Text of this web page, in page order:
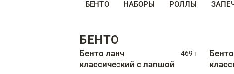
БЕНТО НАБОРЫ РОЛЛЫ
БЕНТО
Бенто ланч
классический с лапшой
469 г